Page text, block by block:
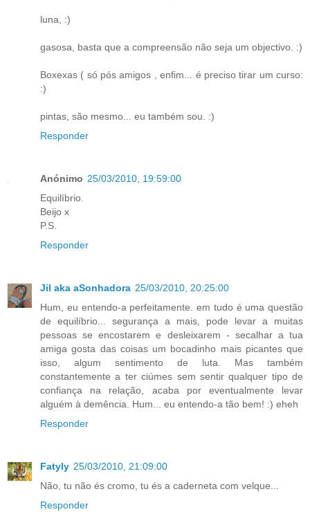
luna, :)
gasosa, basta que a compreensão não seja um objectivo. :)
Boxexas ( só pós amigos , enfim... é preciso tirar um curso:
:)
pintas, são mesmo... eu também sou. :)
Responder
Anónimo 25/03/2010, 19:59:00
Equilíbrio.
Beijo x
P.S.
Responder
Jil aka aSonhadora 25/03/2010, 20:25:00
Hum, eu entendo-a perfeitamente. em tudo é uma questão
de equilíbrio... segurança a mais, pode levar a muitas
pessoas se encostarem e desleixarem - secalhar a tua
amiga gosta das coisas um bocadinho mais picantes que
isso, algum sentimento de luta. Mas também
constantemente a ter ciúmes sem sentir qualquer tipo de
confiança na relação, acaba por eventualmente levar
alguém à demência. Hum... eu entendo-a tão bem! :) eheh
Responder
Fatyly 25/03/2010, 21:09:00
Não, tu não és cromo, tu és a caderneta com velque...
Responder